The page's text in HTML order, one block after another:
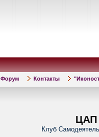
Форум Контакты
ЦАП
Клуб